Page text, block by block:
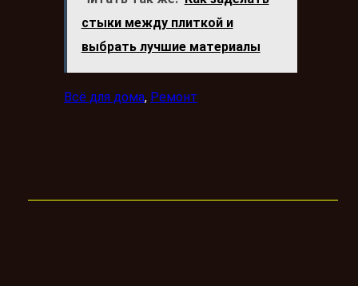
стыки между плиткой и
выбрать лучшие материалы
Всё для дома, Ремонт